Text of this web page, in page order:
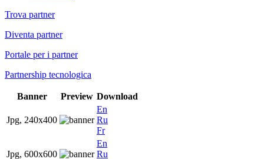
Trova partner
Diventa partner
Portale per i partner
Partnership tecnologica
Banner Preview Download
Jpg, 240x400
En
Ru
Fr
Jpg, 600x600
En
Ru